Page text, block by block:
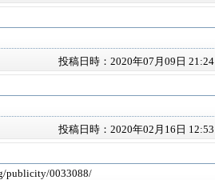
投稿日時：2020年07月09日 21:24
投稿日時：2020年02月16日 12:53
publicity/0033088/